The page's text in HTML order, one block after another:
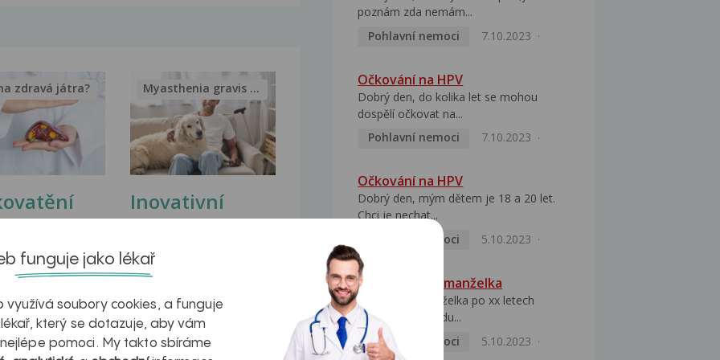
zdravá játra?
Inovativní
myastenie –
kteří ji...
Myasthenia gravis – vše, co...
poznám zda nemám...
Pohlavní nemoci
7.10.2023
Očkování na HPV
Dobrý den, do kolika let se mohou
dospělí očkovat na...
Pohlavní nemoci
7.10.2023
Očkování na HPV
Dobrý den, mým dětem je 18 a 20 let.
Chci je nechat...
Pohlavní nemoci
5.10.2023
HPV pozitivní manželka
Dobrý den, manželka po xx letech
přivezla z Východu...
Pohlavní nemoci
5.10.2023
funguje jako lékař
využívá soubory cookies, a funguje
který se dotazuje, aby vám
pomoci. My takto sbíráme